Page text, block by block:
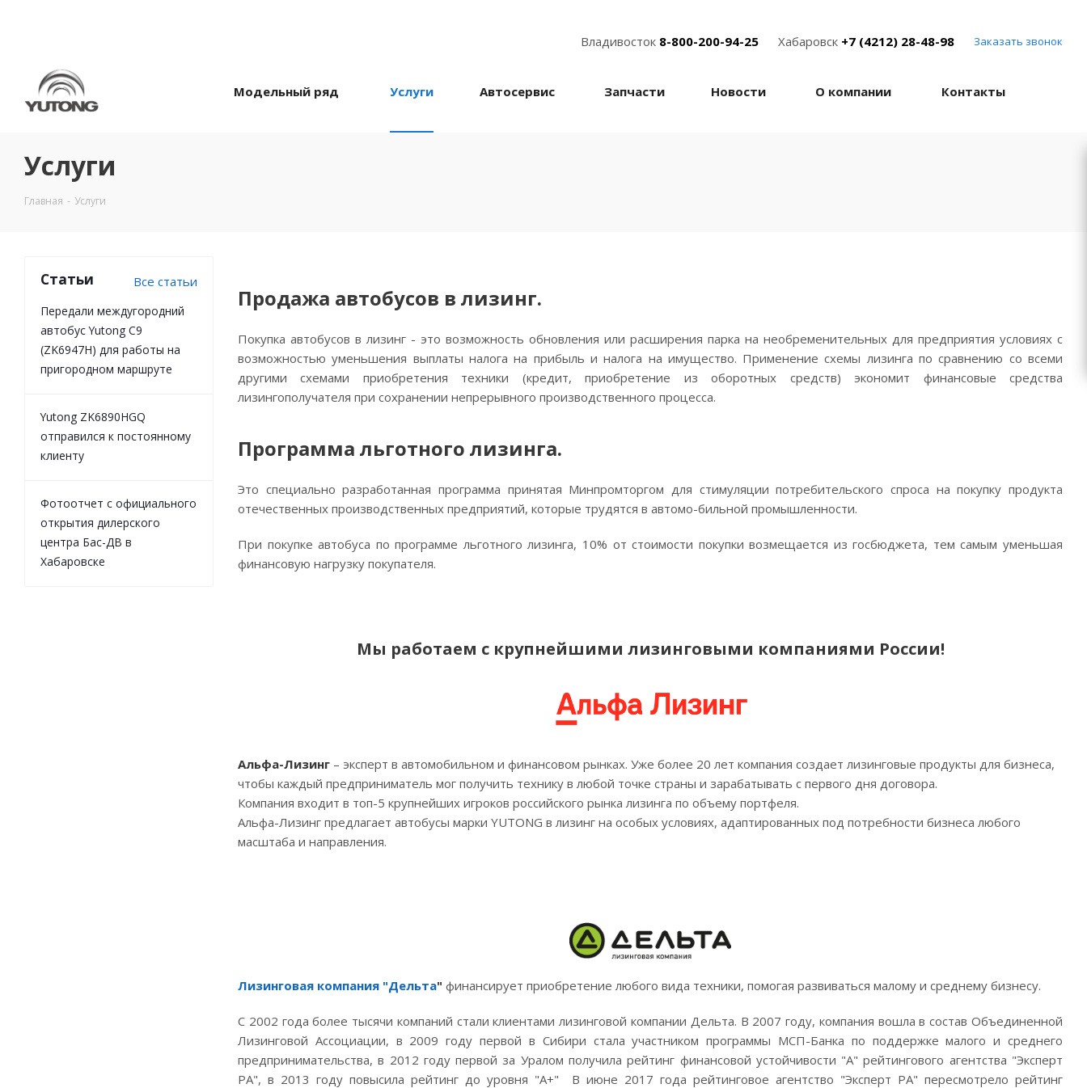
Владивосток 8-800-200-94-25 Хабаровск +7 (4212) 28-48-98 Заказать звонок
Модельный ряд Услуги Автосервис Запчасти Новости О компании Контакты
Услуги
Главная - Услуги
Продажа автобусов в лизинг.
Покупка автобусов в лизинг - это возможность обновления или расширения парка на необременительных для предприятия условиях с
возможностью уменьшения выплаты налога на прибыль и налога на имущество. Применение схемы лизинга по сравнению со всеми
другими схемами приобретения техники (кредит, приобретение из оборотных средств) экономит финансовые средства
лизингополучателя при сохранении непрерывного производственного процесса.
Программа льготного лизинга.
Это специально разработанная программа принятая Минпромторгом для стимуляции потребительского спроса на покупку продукта
отечественных производственных предприятий, которые трудятся в автомо-бильной промышленности.
При покупке автобуса по программе льготного лизинга, 10% от стоимости покупки возмещается из госбюджета, тем самым уменьшая
финансовую нагрузку покупателя.
Мы работаем с крупнейшими лизинговыми компаниями России!
Альфа-Лизинг – эксперт в автомобильном и финансовом рынках. Уже более 20 лет компания создает лизинговые продукты для бизнеса,
чтобы каждый предприниматель мог получить технику в любой точке страны и зарабатывать с первого дня договора.
Компания входит в топ-5 крупнейших игроков российского рынка лизинга по объему портфеля.
Альфа-Лизинг предлагает автобусы марки YUTONG в лизинг на особых условиях, адаптированных под потребности бизнеса любого
масштаба и направления.
Лизинговая компания "Дельта" финансирует приобретение любого вида техники, помогая развиваться малому и среднему бизнесу.
С 2002 года более тысячи компаний стали клиентами лизинговой компании Дельта. В 2007 году, компания вошла в состав Объединенной
Лизинговой Ассоциации, в 2009 году первой в Сибири стала участником программы МСП-Банка по поддержке малого и среднего
предпринимательства, в 2012 году первой за Уралом получила рейтинг финансовой устойчивости "А" рейтингового агентства "Эксперт
РА", в 2013 году повысила рейтинг до уровня "А+" В июне 2017 года рейтинговое агентство "Эксперт РА" пересмотрело рейтинг
Статьи Все статьи
Передали междугородний
автобус Yutong C9
(ZK6947H) для работы на
пригородном маршруте
Yutong ZK6890HGQ
отправился к постоянному
клиенту
Фотоотчет с официального
открытия дилерского
центра Бас-ДВ в
Хабаровске